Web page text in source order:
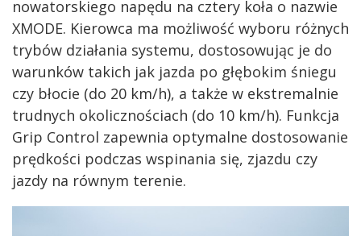
nowatorskiego napędu na cztery koła o nazwie
XMODE. Kierowca ma możliwość wyboru różnych
trybów działania systemu, dostosowując je do
warunków takich jak jazda po głębokim śniegu
czy błocie (do 20 km/h), a także w ekstremalnie
trudnych okolicznościach (do 10 km/h). Funkcja
Grip Control zapewnia optymalne dostosowanie
prędkości podczas wspinania się, zjazdu czy
jazdy na równym terenie.